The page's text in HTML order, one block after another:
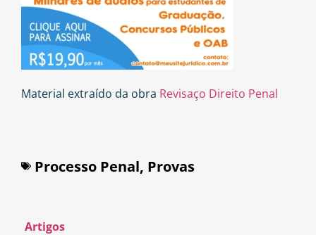
Material extraído da obra Revisaço Direito Penal
Processo Penal, Provas
Artigos